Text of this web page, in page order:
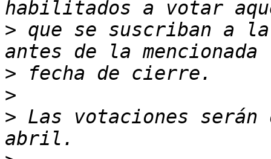
> que se suscriban a
>
>
> Las votaciones